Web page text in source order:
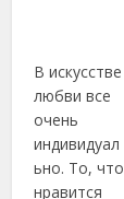
В искусстве
любви все
очень
индивидуал
ьно. То, что
нравится